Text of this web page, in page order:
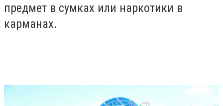
предмет в сумках или наркотики в
карманах.